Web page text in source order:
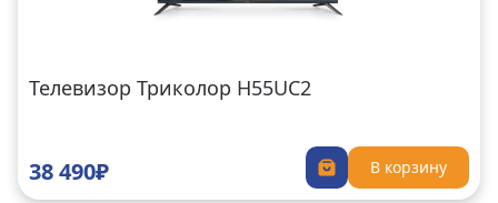
Телевизор Триколор H55UC2
38 490₽ В корзину